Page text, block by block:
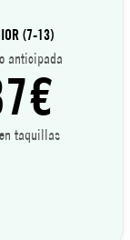
(7-13)
anticipada
taquillas